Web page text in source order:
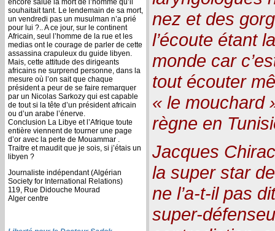
encore salué la mort de l’homme qu’il
souhaitait tant. Le lendemain de sa mort,
un vendredi pas un musulman n’a prié
pour lui ?.. A ce jour, sur le continent
Africain, seul l’homme de la rue et les
medias ont le courage de parler de cette
assassina crapuleux du guide libyen.
Mais, cette attitude des dirigeants
africains ne surprend personne, dans la
mesure où l’on sait que chaque
président a peur de se faire remarquer
par un Nicolas Sarkozy qui est capable
de tout si la tête d’un président africain
ou d’un arabe l’énerve.
Conclusion La Libye et l’Afrique toute
entière viennent de tourner une page
d’or avec la perte de Mouammar .
Traitre et maudit que je sois, si j’étais un
libyen ?
Journaliste indépendant (Algérian
Society for International Relations)
119, Rue Didouche Mourad
Alger centre
nez et des
l’écoute étant
monde car
tout écouter
« le mouchard
règne en
Jacques
la super star
ne l’a-t-il pas
super-